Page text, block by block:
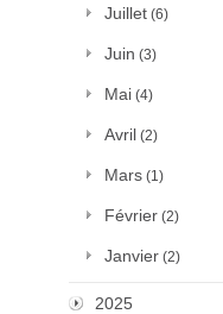
Juillet (6)
Juin (3)
Mai (4)
Avril (2)
Mars (1)
Février (2)
Janvier (2)
2025